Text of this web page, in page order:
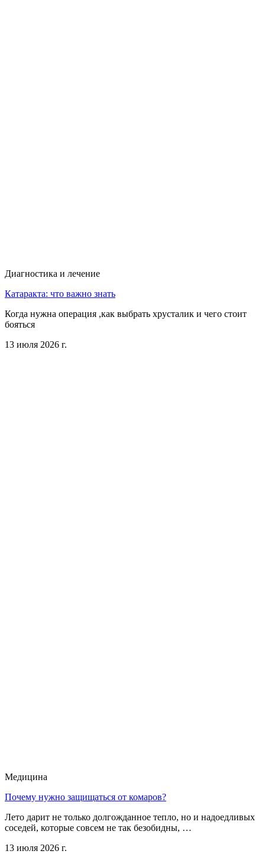
Диагностика и лечение
Катаракта: что важно знать
Когда нужна операция ,как выбрать хрусталик и чего стоит
бояться
13 июля 2026 г.
Медицина
Почему нужно защищаться от комаров?
Лето дарит не только долгожданное тепло, но и надоедливых
соседей, которые совсем не так безобидны, …
13 июля 2026 г.